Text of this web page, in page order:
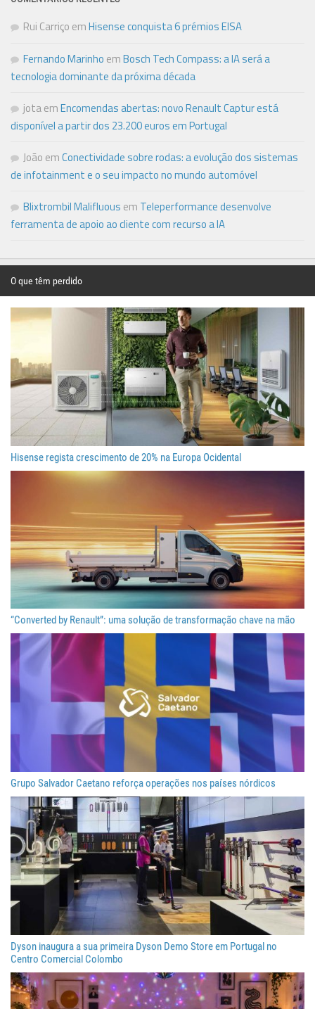
Rui Carriço emHisense conquista 6 prémios EISA
Fernando Marinho emBosch Tech Compass: a IA será a
tecnologia dominante da próxima década
jotaemEncomendas abertas: novo Renault Captur está
disponível a partir dos 23.200 euros em Portugal
João emConectividade sobre rodas: a evolução dos sistemas
de infotainment e o seu impacto no mundo automóvel
Blixtrombil Malifluous em Teleperformance desenvolve
ferramenta de apoio ao cliente com recurso a IA
O que têm perdido
Hisense regista crescimento de 20% na Europa Ocidental
“Converted by Renault”: uma solução de transformação chave na mão
Grupo Salvador Caetano reforça operações nos países nórdicos
Dyson inaugura a sua primeira Dyson Demo Store em Portugal no
Centro Comercial Colombo